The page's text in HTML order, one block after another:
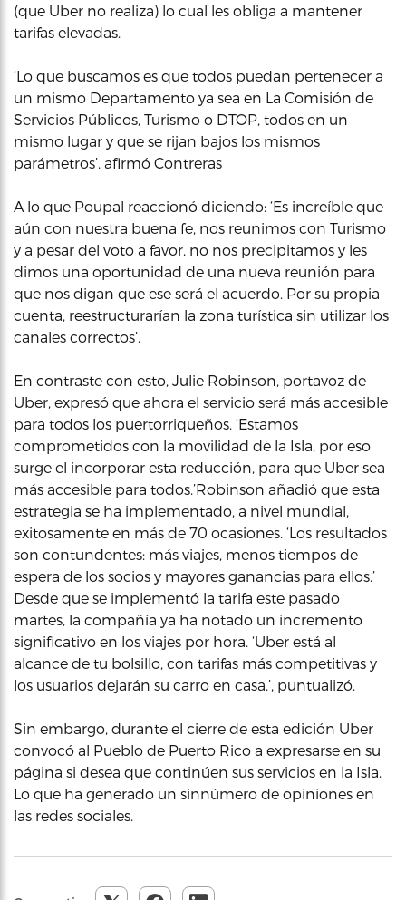
(que Uber no realiza) lo cual les obliga a mantener
tarifas elevadas.
‘Lo que buscamos es que todos puedan pertenecer a
un mismo Departamento ya sea en La Comisión de
Servicios Públicos, Turismo o DTOP, todos en un
mismo lugar y que se rijan bajos los mismos
parámetros’, afirmó Contreras
A lo que Poupal reaccionó diciendo: ‘Es increíble que
aún con nuestra buena fe, nos reunimos con Turismo
y a pesar del voto a favor, no nos precipitamos y les
dimos una oportunidad de una nueva reunión para
que nos digan que ese será el acuerdo. Por su propia
cuenta, reestructurarían la zona turística sin utilizar los
canales correctos’.
En contraste con esto, Julie Robinson, portavoz de
Uber, expresó que ahora el servicio será más accesible
para todos los puertorriqueños. ‘Estamos
comprometidos con la movilidad de la Isla, por eso
surge el incorporar esta reducción, para que Uber sea
más accesible para todos.’Robinson añadió que esta
estrategia se ha implementado, a nivel mundial,
exitosamente en más de 70 ocasiones. ‘Los resultados
son contundentes: más viajes, menos tiempos de
espera de los socios y mayores ganancias para ellos.’
Desde que se implementó la tarifa este pasado
martes, la compañía ya ha notado un incremento
significativo en los viajes por hora. ‘Uber está al
alcance de tu bolsillo, con tarifas más competitivas y
los usuarios dejarán su carro en casa.’, puntualizó.
Sin embargo, durante el cierre de esta edición Uber
convocó al Pueblo de Puerto Rico a expresarse en su
página si desea que continúen sus servicios en la Isla.
Lo que ha generado un sinnúmero de opiniones en
las redes sociales.